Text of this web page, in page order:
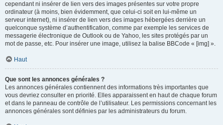
cependant ni insérer de lien vers des images présentes sur votre propre
ordinateur (à moins, bien évidemment, que celui-ci soit en lui-même un
serveur internet), ni insérer de lien vers des images hébergées derrière un
quelconque système d’authentification, comme par exemple les services de
messagerie électronique de Outlook ou de Yahoo, les sites protégés par un
mot de passe, etc. Pour insérer une image, utilisez la balise BBCode « [img] ».
Haut
Que sont les annonces générales ?
Les annonces générales contiennent des informations très importantes que
vous devriez consulter en priorité. Elles apparaissent en haut de chaque forum
et dans le panneau de contrôle de l’utilisateur. Les permissions concernant les
annonces générales sont définies par les administrateurs du forum.